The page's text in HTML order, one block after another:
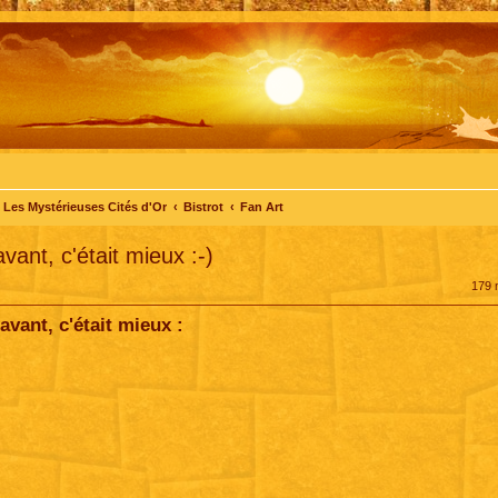
Les Mystérieuses Cités d'Or Bistrot Fan Art
c'était mieux :-)
179
c'était mieux :